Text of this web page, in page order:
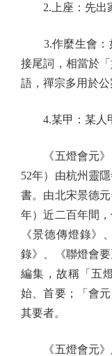
2.上座：先出家
3.作麼生會：
接尾詞，相當於
語，禪宗多用於公
4.某甲：某人甲
《五燈會元》
52年）由杭州靈
書。由北宋景德
年）近二百年間
《景德傳燈錄》
錄》、《聯燈會
編集，故稱「五
始、首要；「會
其要者。
《五燈會元》